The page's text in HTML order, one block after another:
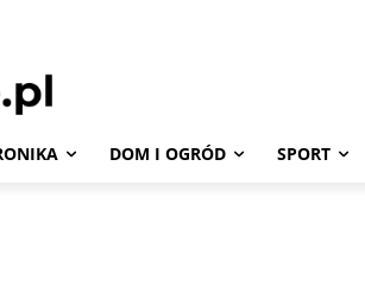
DOM I OGRÓD SPORT